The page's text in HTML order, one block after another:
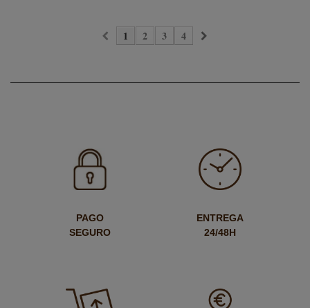
1 2 3 4
PAGO
SEGURO
ENTREGA
24/48H